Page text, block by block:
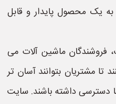
یک محصول پایدار و قابل
فروشندگان ماشین آلات می
تا مشتریان بتوانند آسان تر
دسترسی داشته باشند. سایت